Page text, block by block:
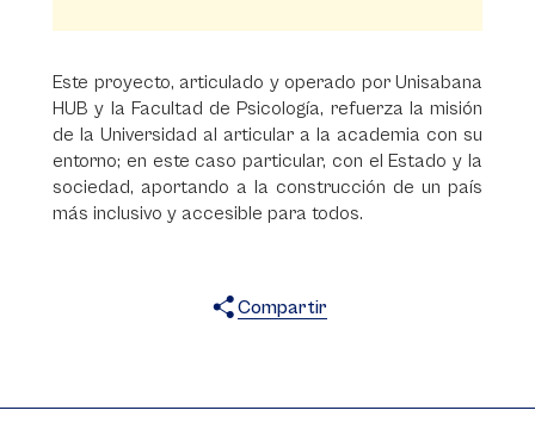
Este proyecto, articulado y operado por Unisabana
HUB y la Facultad de Psicología, refuerza la misión
de la Universidad al articular a la academia con su
entorno; en este caso particular, con el Estado y la
sociedad, aportando a la construcción de un país
más inclusivo y accesible para todos.
Compartir